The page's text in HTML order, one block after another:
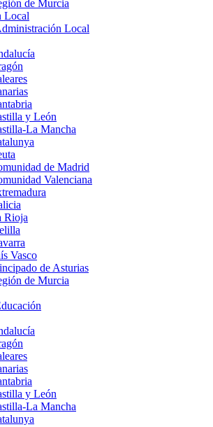
de Murcia
Local
Local
y León
La Mancha
de Madrid
Valenciana
Rioja
Vasco
de Asturias
de Murcia
y León
La Mancha